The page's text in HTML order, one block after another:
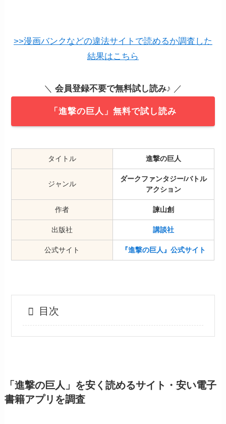
>>漫画バンクなどの違法サイトで読めるか調査した
結果はこちら
＼ 会員登録不要で無料試し読み♪ ／
「進撃の巨人」無料で試し読み
タイトル 進撃の巨人
ジャンル
ダークファンタジー/バトル
アクション
作者 諫山創
出版社 講談社
公式サイト 『進撃の巨人』公式サイト
目次
「進撃の巨人」を安く読めるサイト・安い電子
書籍アプリを調査